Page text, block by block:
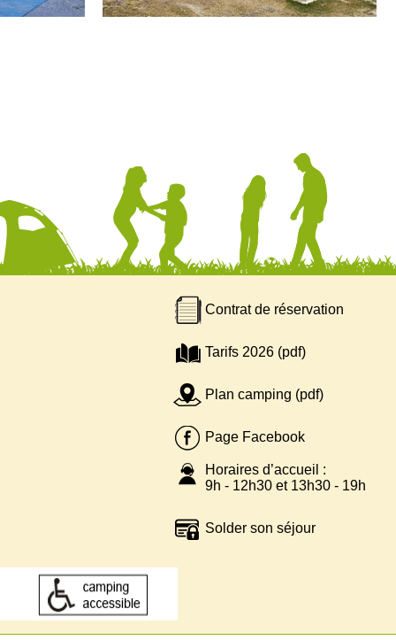
Contrat de réservation
Tarifs 2026 (pdf)
Plan camping (pdf)
Page Facebook
Horaires d’accueil :
9h - 12h30 et 13h30 - 19h
Solder son séjour